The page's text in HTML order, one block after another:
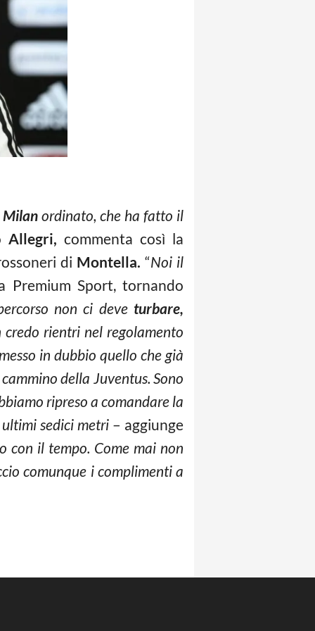
Milan ordinato, che ha fatto il
Allegri, commenta così la
di Montella. “Noi il
Sport, tornando
non ci deve turbare,
credo rientri nel regolamento
in dubbio quello che già
della Juventus. Sono
ripreso a comandare la
sedici metri– aggiunge
con il tempo. Come mai non
comunque i complimenti a